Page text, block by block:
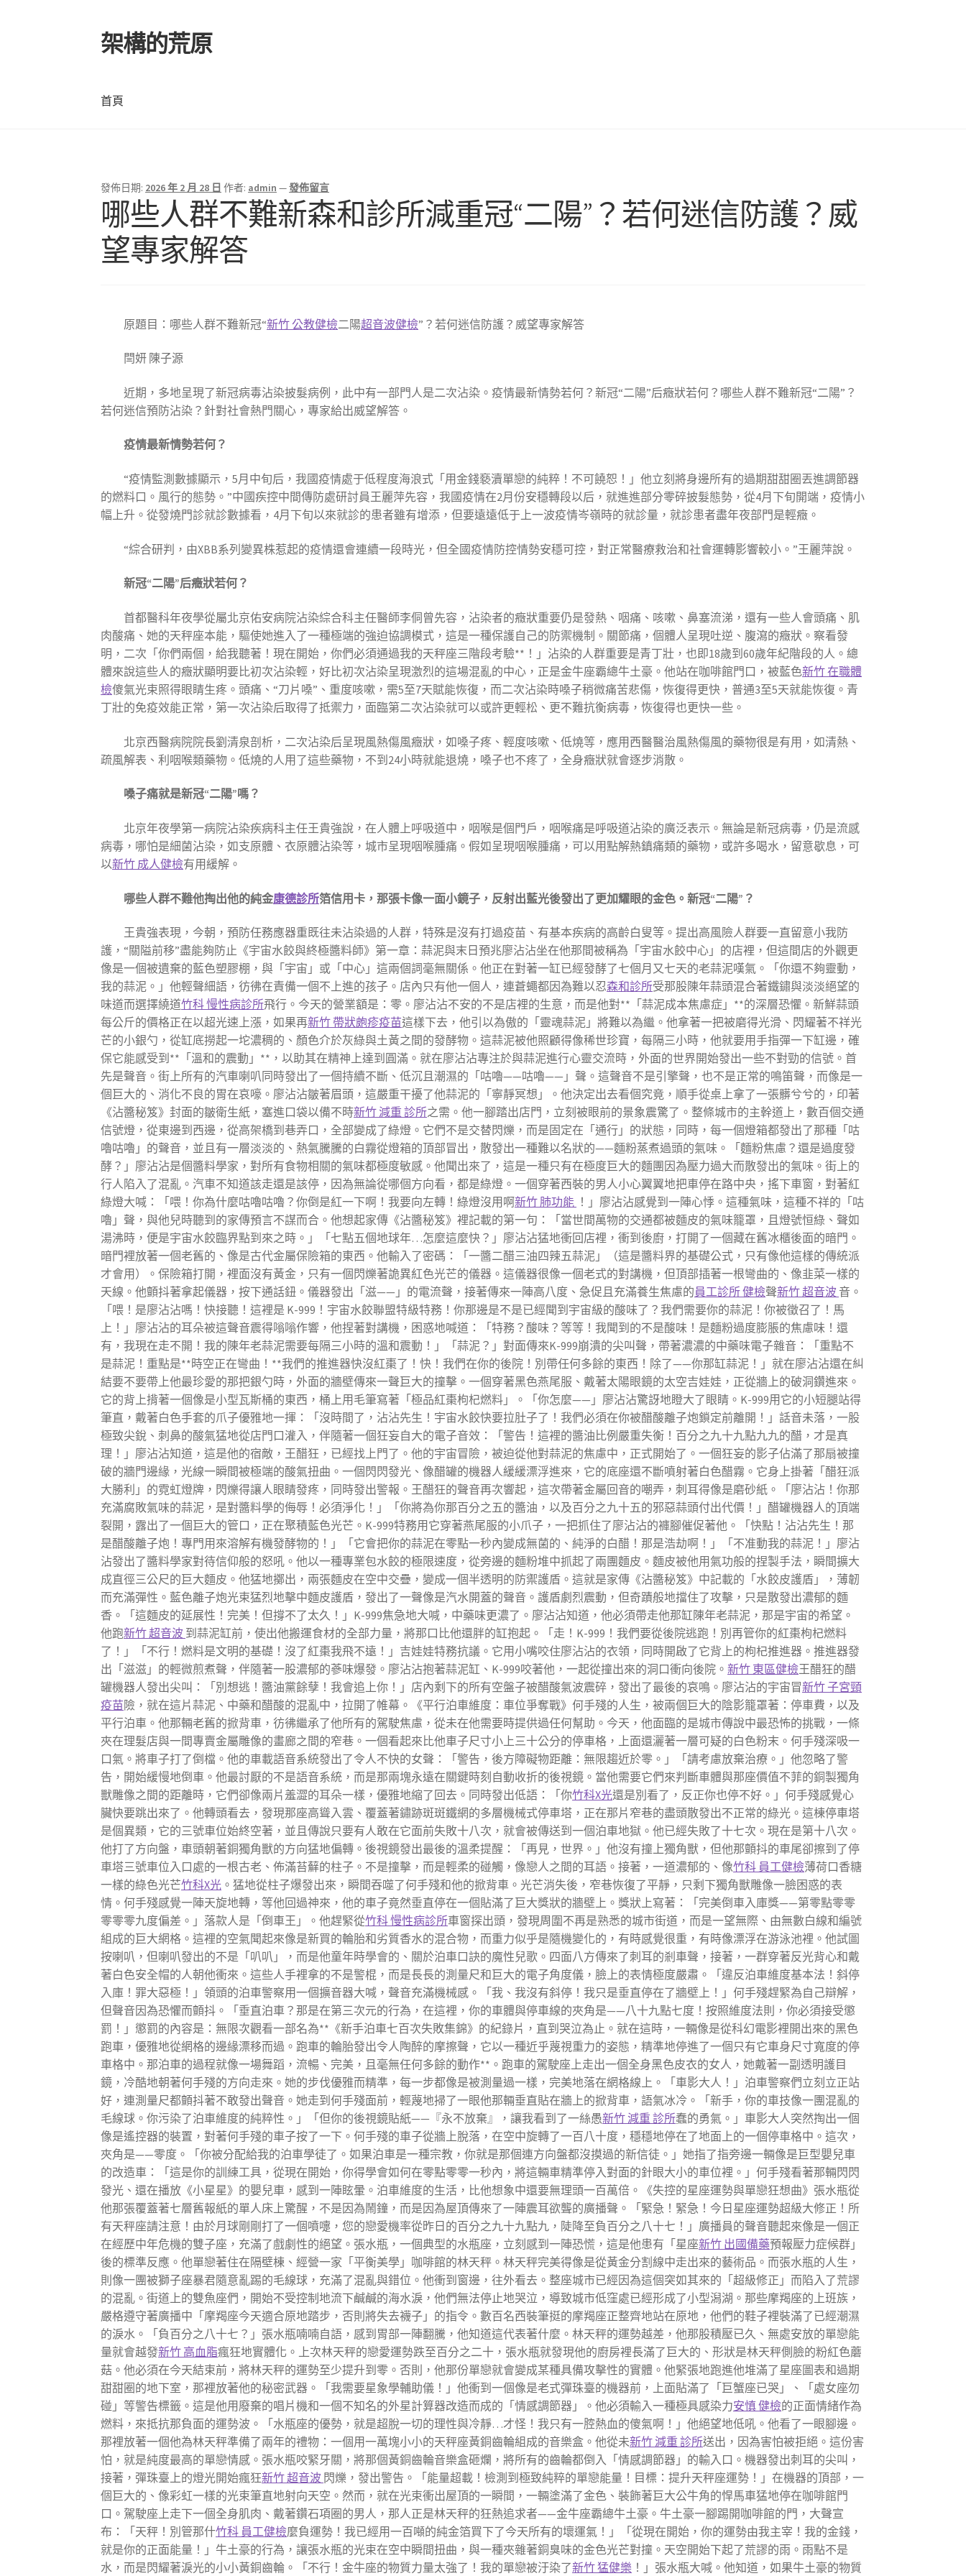
跳
至
覽
列
跳
至
要
內
架構的荒原
首頁
發佈日期: 2026 年 2 月 28 日 作者: admin —發佈留言
哪些人群不難新森和診所減重冠“二陽”？若何迷信防護？威
望專家解答
原題目：哪些人群不難新冠“新竹 公教健檢二陽超音波健檢”？若何迷信防護？威望專家解答
閆妍 陳子源
近期，多地呈現了新冠病毒沾染披髮病例，此中有一部門人是二次沾染。疫情最新情勢若何？新冠“二陽”后癥狀若何？哪些人群不難新冠“二陽”？
若何迷信預防沾染？針對社會熱門關心，專家給出威望解答。
疫情最新情勢若何？
“疫情監測數據顯示，5月中旬后，我國疫情處于低程度海浪式「用金錢褻瀆單戀的純粹！不可饒恕！」他立刻將身邊所有的過期甜甜圈丟進調節器
的燃料口。風行的態勢。”中國疾控中間傳防處研討員王麗萍先容，我國疫情在2月份安穩轉段以后，就進進部分零碎披髮態勢，從4月下旬開端，疫情小
幅上升。從發燒門診就診數據看，4月下旬以來就診的患者雖有增添，但要遠遠低于上一波疫情岑嶺時的就診量，就診患者盡年夜部門是輕癥。
“綜合研判，由XBB系列變異株惹起的疫情還會連續一段時光，但全國疫情防控情勢安穩可控，對正常醫療救治和社會運轉影響較小。”王麗萍說。
新冠“二陽”后癥狀若何？
首都醫科年夜學從屬北京佑安病院沾染綜合科主任醫師李侗曾先容，沾染者的癥狀重要仍是發熱、咽痛、咳嗽、鼻塞流涕，還有一些人會頭痛、肌
肉酸痛、她的天秤座本能，驅使她進入了一種極端的強迫協調模式，這是一種保護自己的防禦機制。關節痛，個體人呈現吐逆、腹瀉的癥狀。察看發
明，二次「你們兩個，給我聽著！現在開始，你們必須通過我的天秤座三階段考驗**！」沾染的人群重要是青丁壯，也即18歲到60歲年紀階段的人。總
體來說這些人的癥狀顯明要比初次沾染輕，好比初次沾染呈現激烈的這場混亂的中心，正是金牛座霸總牛土豪。他站在咖啡館門口，被藍色新竹 在職體
檢傻氣光束照得眼睛生疼。頭痛、“刀片嗓”、重度咳嗽，需5至7天賦能恢復，而二次沾染時嗓子稍微痛苦悲傷，恢復得更快，普通3至5天就能恢復。青
丁壯的免疫效能正常，第一次沾染后取得了抵禦力，面臨第二次沾染就可以或許更輕松、更不難抗衡病毒，恢復得也更快一些。
北京西醫病院院長劉清泉剖析，二次沾染后呈現風熱傷風癥狀，如嗓子疼、輕度咳嗽、低燒等，應用西醫醫治風熱傷風的藥物很是有用，如清熱、
疏風解表、利咽喉類藥物。低燒的人用了這些藥物，不到24小時就能退燒，嗓子也不疼了，全身癥狀就會逐步消散。
嗓子痛就是新冠“二陽”嗎？
北京年夜學第一病院沾染疾病科主任王貴強說，在人體上呼吸道中，咽喉是個門戶，咽喉痛是呼吸道沾染的廣泛表示。無論是新冠病毒，仍是流感
病毒，哪怕是細菌沾染，如支原體、衣原體沾染等，城市呈現咽喉腫痛。假如呈現咽喉腫痛，可以用點解熱鎮痛類的藥物，或許多喝水，留意歇息，可
以新竹 成人健檢有用緩解。
哪些人群不難他掏出他的純金康德診所箔信用卡，那張卡像一面小鏡子，反射出藍光後發出了更加耀眼的金色。新冠“二陽” ？
王貴強表現，今朝，預防任務應器重既往未沾染過的人群，特殊是沒有打過疫苗、有基本疾病的高齡白叟等。提出高風險人群要一直留意小我防
護，“關隘前移”盡能夠防止《宇宙水餃與終極醬料師》第一章：蒜泥與末日預兆廖沾沾坐在他那間被稱為「宇宙水餃中心」的店裡，但這間店的外觀更
像是一個被遺棄的藍色塑膠棚，與「宇宙」或「中心」這兩個詞毫無關係。他正在對著一缸已經發酵了七個月又七天的老蒜泥嘆氣。「你還不夠靈動，
我的蒜泥。」他輕聲細語，彷彿在責備一個不上進的孩子。店內只有他一個人，連蒼蠅都因為難以忍森和診所受那股陳年蒜頭混合著鐵鏽與淡淡絕望的
味道而選擇繞道竹科 慢性病診所飛行。今天的營業額是：零。廖沾沾不安的不是店裡的生意，而是他對**「蒜泥成本焦慮症」**的深層恐懼。新鮮蒜頭
每公斤的價格正在以超光速上漲，如果再新竹 帶狀皰疹疫苗這樣下去，他引以為傲的「靈魂蒜泥」將難以為繼。他拿著一把被磨得光滑、閃耀著不祥光
芒的小銀勺，從缸底撈起一坨濃稠的、顏色介於灰綠與土黃之間的發酵物。這蒜泥被他照顧得像稀世珍寶，每隔三小時，他就要用手指彈一下缸邊，確
保它能感受到**「溫和的震動」**，以助其在精神上達到圓滿。就在廖沾沾專注於與蒜泥進行心靈交流時，外面的世界開始發出一些不對勁的信號。首
先是聲音。街上所有的汽車喇叭同時發出了一個持續不斷、低沉且潮濕的「咕嚕——咕嚕——」聲。這聲音不是引擎聲，也不是正常的鳴笛聲，而像是一
個巨大的、消化不良的胃在哀嚎。廖沾沾皺著眉頭，這嚴重干擾了他蒜泥的「寧靜冥想」。他決定出去看個究竟，順手從桌上拿了一張髒兮兮的，印著
《沾醬秘笈》封面的皺衛生紙，塞進口袋以備不時新竹 減重 診所之需。他一腳踏出店門，立刻被眼前的景象震驚了。整條城市的主幹道上，數百個交通
信號燈，從東邊到西邊，從高架橋到巷弄口，全部變成了綠燈。它們不是交替閃爍，而是固定在「通行」的狀態，同時，每一個燈箱都發出了那種「咕
嚕咕嚕」的聲音，並且有一層淡淡的、熱氣騰騰的白霧從燈箱的頂部冒出，散發出一種難以名狀的——麵粉蒸煮過頭的氣味。「麵粉焦慮？還是過度發
酵？」廖沾沾是個醬料學家，對所有食物相關的氣味都極度敏感。他聞出來了，這是一種只有在極度巨大的麵團因為壓力過大而散發出的氣味。街上的
行人陷入了混亂。汽車不知道該走還是該停，因為無論從哪個方向看，都是綠燈。一個穿著西裝的男人小心翼翼地把車停在路中央，搖下車窗，對著紅
綠燈大喊：「喂！你為什麼咕嚕咕嚕？你倒是紅一下啊！我要向左轉！綠燈沒用啊新竹 肺功能 ！」廖沾沾感覺到一陣心悸。這種氣味，這種不祥的「咕
嚕」聲，與他兒時聽到的家傳預言不謀而合。他想起家傳《沾醬秘笈》裡記載的第一句：「當世間萬物的交通都被麵皮的氣味籠罩，且燈號恒綠、聲如
湯沸時，便是宇宙水餃臨界點到來之時。」「七點五個地球年…怎麼這麼快？」廖沾沾猛地衝回店裡，衝到後廚，打開了一個藏在舊冰櫃後面的暗門。
暗門裡放著一個老舊的、像是古代金屬保險箱的東西。他輸入了密碼：「一醬二醋三油四辣五蒜泥」（這是醬料界的基礎公式，只有像他這樣的傳統派
才會用）。保險箱打開，裡面沒有黃金，只有一個閃爍著詭異紅色光芒的儀器。這儀器很像一個老式的對講機，但頂部插著一根彎曲的、像韭菜一樣的
天線。他顫抖著拿起儀器，按下通話鈕。儀器發出「滋——」的電流聲，接著傳來一陣高八度、急促且充滿養生焦慮的員工診所 健檢聲新竹 超音波 音。
「喂！是廖沾沾嗎！快接聽！這裡是 K-999！宇宙水餃聯盟特級特務！你那邊是不是已經聞到宇宙級的酸味了？我們需要你的蒜泥！你被徵召了！馬
上！」廖沾沾的耳朵被這聲音震得嗡嗡作響，他捏著對講機，困惑地喊道：「特務？酸味？等等！我聞到的不是酸味！是麵粉過度膨脹的焦慮味！還
有，我現在走不開！我的陳年老蒜泥需要每隔三小時的溫和震動！」「蒜泥？」對面傳來K-999崩潰的尖叫聲，帶著濃濃的中藥味電子雜音：「重點不
是蒜泥！重點是**時空正在彎曲！**我們的推進器快沒紅棗了！快！我們在你的後院！別帶任何多餘的東西！除了——你那缸蒜泥！」就在廖沾沾還在糾
結要不要帶上他最珍愛的那把銀勺時，外面的牆壁傳來一聲巨大的撞擊。一個穿著黑色燕尾服、戴著太陽眼鏡的太空吉娃娃，正從牆上的破洞鑽進來。
它的背上揹著一個像是小型瓦斯桶的東西，桶上用毛筆寫著「極品紅棗枸杞燃料」。「你怎麼——」廖沾沾驚訝地瞪大了眼睛。K-999用它的小短腿站得
筆直，戴著白色手套的爪子優雅地一揮：「沒時間了，沾沾先生！宇宙水餃快要拉肚子了！我們必須在你被醋酸離子炮鎖定前離開！」話音未落，一股
極致尖銳、刺鼻的酸氣猛地從店門口灌入，伴隨著一個狂妄自大的電子音效：「警告！這裡的醬油比例嚴重失衡！百分之九十九點九九的醋，才是真
理！」廖沾沾知道，這是他的宿敵，王醋狂，已經找上門了。他的宇宙冒險，被迫從他對蒜泥的焦慮中，正式開始了。一個狂妄的影子佔滿了那扇被撞
破的牆門邊緣，光線一瞬間被極端的酸氣扭曲。一個閃閃發光、像醋罐的機器人緩緩漂浮進來，它的底座還不斷噴射著白色醋霧。它身上掛著「醋狂派
大勝利」的霓虹燈牌，閃爍得讓人眼睛發疼，同時發出警報。王醋狂的聲音再次響起，這次帶著金屬回音的嘲弄，刺耳得像是磨砂紙。「廖沾沾！你那
充滿腐敗氣味的蒜泥，是對醬料學的侮辱！必須淨化！」「你將為你那百分之五的醬油，以及百分之九十五的邪惡蒜頭付出代價！」醋罐機器人的頂端
裂開，露出了一個巨大的管口，正在聚積藍色光芒。K-999特務用它穿著燕尾服的小爪子，一把抓住了廖沾沾的褲腳催促著他。「快點！沾沾先生！那
是醋酸離子炮！專門用來溶解有機發酵物的！」「它會把你的蒜泥在零點一秒內變成無菌的、純淨的白醋！那是浩劫啊！」「不准動我的蒜泥！」廖沾
沾發出了醬料學家對待信仰般的怒吼。他以一種專業包水餃的極限速度，從旁邊的麵粉堆中抓起了兩團麵皮。麵皮被他用氣功般的捏製手法，瞬間擴大
成直徑三公尺的巨大麵皮。他猛地擲出，兩張麵皮在空中交疊，變成一個半透明的防禦護盾。這就是家傳《沾醬秘笈》中記載的「水餃皮護盾」，薄韌
而充滿彈性。藍色離子炮光束猛烈地擊中麵皮護盾，發出了一聲像是汽水開蓋的聲音。護盾劇烈震動，但奇蹟般地擋住了攻擊，只是散發出濃郁的麵
香。「這麵皮的延展性！完美！但撐不了太久！」K-999焦急地大喊，中藥味更濃了。廖沾沾知道，他必須帶走他那缸陳年老蒜泥，那是宇宙的希望。
他跑新竹 超音波 到蒜泥缸前，使出他搬運食材的全部力量，將那口比他還胖的缸抱起。「走！K-999！我們要從後院逃跑！別再管你的紅棗枸杞燃料
了！」「不行！燃料是文明的基礎！沒了紅棗我飛不遠！」吉娃娃特務抗議。它用小嘴咬住廖沾沾的衣領，同時開啟了它背上的枸杞推進器。推進器發
出「滋滋」的輕微煎煮聲，伴隨著一股濃郁的蔘味爆發。廖沾沾抱著蒜泥缸、K-999咬著他，一起從撞出來的洞口衝向後院。新竹 東區健檢王醋狂的醋
罐機器人發出尖叫：「別想逃！醬油黨餘孽！我會追上你！」店內剩下的所有空盤子被醋酸氣波震碎，發出了最後的哀鳴。廖沾沾的宇宙冒新竹 子宮頸
疫苗險，就在這片蒜泥、中藥和醋酸的混亂中，拉開了帷幕。《平行泊車維度：車位爭奪戰》何手殘的人生，被兩個巨大的陰影籠罩著：停車費，以及
平行泊車。他那輛老舊的掀背車，彷彿繼承了他所有的駕駛焦慮，從未在他需要時提供過任何幫助。今天，他面臨的是城市傳說中最恐怖的挑戰，一條
夾在理髮店與一間專賣金屬雕像的畫廊之間的窄巷。一個看起來比他車子尺寸小上三十公分的停車格，上面還灑著一層可疑的白色粉末。何手殘深吸一
口氣。將車子打了倒檔。他的車載語音系統發出了令人不快的女聲：「警告，後方障礙物距離：無限趨近於零。」「請考慮放棄治療。」他忽略了警
告，開始緩慢地倒車。他最討厭的不是語音系統，而是那兩塊永遠在關鍵時刻自動收折的後視鏡。當他需要它們來判斷車體與那座價值不菲的銅製獨角
獸雕像之間的距離時，它們卻像兩片羞澀的耳朵一樣，優雅地縮了回去。同時發出低語：「你竹科X光還是別看了，反正你也停不好。」何手殘感覺心
臟快要跳出來了。他轉頭看去，發現那座高聳入雲、覆蓋著鏽跡斑斑鐵網的多層機械式停車塔，正在那片窄巷的盡頭散發出不正常的綠光。這棟停車塔
是個異類，它的三號車位始終空著，並且傳說只要有人敢在它面前失敗十八次，就會被傳送到一個泊車地獄。他已經失敗了十七次。現在是第十八次。
他打了方向盤，車頭朝著銅獨角獸的方向猛地偏轉。後視鏡發出最後的溫柔提醒：「再見，世界。」他沒有撞上獨角獸，但他那顫抖的車尾卻擦到了停
車塔三號車位入口處的一根古老、佈滿苔蘚的柱子。不是撞擊，而是輕柔的碰觸，像戀人之間的耳語。接著，一道濃郁的、像竹科 員工健檢薄荷口香糖
一樣的綠色光芒竹科X光 。猛地從柱子爆發出來，瞬間吞噬了何手殘和他的掀背車。光芒消失後，窄巷恢復了平靜，只剩下獨角獸雕像一臉困惑的表
情。何手殘感覺一陣天旋地轉，等他回過神來，他的車子竟然垂直停在一個貼滿了巨大獎狀的牆壁上。獎狀上寫著：「完美倒車入庫獎——第零點零零
零零零九度偏差。」落款人是「倒車王」。他趕緊從竹科 慢性病診所車窗探出頭，發現周圍不再是熟悉的城市街道，而是一望無際、由無數白線和編號
組成的巨大網格。這裡的空氣聞起來像是新買的輪胎和劣質香水的混合物，而重力似乎是隨機變化的，有時感覺很重，有時像漂浮在游泳池裡。他試圖
按喇叭，但喇叭發出的不是「叭叭」，而是他童年時學會的、關於泊車口訣的魔性兒歌。四面八方傳來了刺耳的剎車聲，接著，一群穿著反光背心和戴
著白色安全帽的人朝他衝來。這些人手裡拿的不是警棍，而是長長的測量尺和巨大的電子角度儀，臉上的表情極度嚴肅。「違反泊車維度基本法！斜停
入庫！罪大惡極！」領頭的泊車警察用一個擴音器大喊，聲音充滿機械感。「我、我沒有斜停！我只是垂直停在了牆壁上！」何手殘趕緊為自己辯解，
但聲音因為恐懼而顫抖。「垂直泊車？那是在第三次元的行為，在這裡，你的車體與停車線的夾角是——八十九點七度！按照維度法則，你必須接受懲
罰！」懲罰的內容是：無限次觀看一部名為**《新手泊車七百次失敗集錦》的紀錄片，直到哭泣為止。就在這時，一輛像是從科幻電影裡開出來的黑色
跑車，優雅地從網格的邊緣漂移而過。跑車的輪胎發出令人陶醉的摩擦聲，它以一種近乎蔑視重力的姿態，精準地停進了一個只有它車身尺寸寬度的停
車格中。那泊車的過程就像一場舞蹈，流暢、完美，且毫無任何多餘的動作**。跑車的駕駛座上走出一個全身黑色皮衣的女人，她戴著一副透明護目
鏡，冷酷地朝著何手殘的方向走來。她的步伐優雅而精準，每一步都像是被測量過一樣，完美地落在網格線上。「車影大人！」泊車警察們立刻立正站
好，連測量尺都顫抖著不敢發出聲音。她走到何手殘面前，輕蔑地掃了一眼他那輛垂直貼在牆上的掀背車，語氣冰冷。「新手，你的車技像一團混亂的
毛線球。你污染了泊車維度的純粹性。」「但你的後視鏡貼紙——『永不放棄』，讓我看到了一絲愚新竹 減重 診所蠢的勇氣。」車影大人突然掏出一個
像是遙控器的裝置，對著何手殘的車子按了一下。何手殘的車子從牆上脫落，在空中旋轉了一百八十度，穩穩地停在了地面上的一個停車格中。這次，
夾角是——零度。「你被分配給我的泊車學徒了。如果泊車是一種宗教，你就是那個連方向盤都沒摸過的新信徒。」她指了指旁邊一輛像是巨型嬰兒車
的改造車：「這是你的訓練工具，從現在開始，你得學會如何在零點零零一秒內，將這輛車精準停入對面的針眼大小的車位裡。」何手殘看著那輛閃閃
發光、還在播放《小星星》的嬰兒車，感到一陣眩暈。泊車維度的生活，比他想象中還要無理頭一百萬倍。《失控的星座運勢與單戀狂想曲》張水瓶從
他那張覆蓋著七層舊報紙的單人床上驚醒，不是因為鬧鐘，而是因為屋頂傳來了一陣震耳欲聾的廣播聲。「緊急！緊急！今日星座運勢超級大修正！所
有天秤座請注意！由於月球剛剛打了一個噴嚏，您的戀愛機率從昨日的百分之九十九點九，陡降至負百分之八十七！」廣播員的聲音聽起來像是一個正
在經歷中年危機的雙子座，充滿了戲劇性的絕望。張水瓶，一個典型的水瓶座，立刻感到一陣恐慌，這是他患有「星座新竹 出國備藥預報壓力症候群」
後的標準反應。他單戀著住在隔壁棟、經營一家「平衡美學」咖啡館的林天秤。林天秤完美得像是從黃金分割線中走出來的藝術品。而張水瓶的人生，
則像一團被獅子座暴君隨意亂踢的毛線球，充滿了混亂與錯位。他衝到窗邊，往外看去。整座城市已經因為這個突如其來的「超級修正」而陷入了荒謬
的混亂。街道上的雙魚座們，開始不受控制地流下鹹鹹的海水淚，他們無法停止地哭泣，導致城市低窪處已經形成了小型潟湖。那些摩羯座的上班族，
嚴格遵守著廣播中「摩羯座今天適合原地踏步，否則將失去襪子」的指令。數百名西裝筆挺的摩羯座正整齊地站在原地，他們的鞋子裡裝滿了已經潮濕
的淚水。「負百分之八十七？」張水瓶喃喃自語，感到胃部一陣翻騰，他知道這代表著什麼。林天秤的運勢越差，他那股積壓已久、無處安放的單戀能
量就會越發新竹 高血脂瘋狂地實體化。上次林天秤的戀愛運勢跌至百分之二十，張水瓶就發現他的廚房裡長滿了巨大的、形狀是林天秤側臉的粉紅色蘑
菇。他必須在今天結束前，將林天秤的運勢至少提升到零。否則，他那份單戀就會變成某種具備攻擊性的實體。他緊張地跑進他堆滿了星座圖表和過期
甜甜圈的地下室，那裡放著他的秘密武器。「我需要星象學輔助儀！」他衝到一個像是老式彈珠臺的機器前，上面貼滿了「巨蟹座已哭」、「處女座勿
碰」等警告標籤。這是他用廢棄的唱片機和一個不知名的外星計算器改造而成的「情感調節器」。他必須輸入一種極具感染力安慎 健檢的正面情緒作為
燃料，來抵抗那負面的運勢波。「水瓶座的優勢，就是超脫一切的理性與冷靜…才怪！我只有一腔熱血的傻氣啊！」他絕望地低吼。他看了一眼腳邊。
那裡放著一個他為林天秤準備了兩年的禮物：一個用一萬塊小小的天秤座黃銅齒輪組成的音樂盒。他從未新竹 減重 診所送出，因為害怕被拒絕。這份害
怕，就是純度最高的單戀情感。張水瓶咬緊牙關，將那個黃銅齒輪音樂盒砸爛，將所有的齒輪都倒入「情感調節器」的輸入口。機器發出刺耳的尖叫，
接著，彈珠臺上的燈光開始瘋狂新竹 超音波 閃爍，發出警告。「能量超載！檢測到極致純粹的單戀能量！目標：提升天秤座運勢！」在機器的頂部，一
個巨大的、像彩虹一樣的光束筆直地射向天空。然而，就在光束衝出屋頂的一瞬間，一輛塗滿了金色、裝飾著巨大公牛角的悍馬車猛地停在咖啡館門
口。駕駛座上走下一個全身肌肉、戴著鑽石項圈的男人，那人正是林天秤的狂熱追求者——金牛座霸總牛土豪。牛土豪一腳踢開咖啡館的門，大聲宣
布：「天秤！別管那什竹科 員工健檢麼負運勢！我已經用一百噸的純金箔買下了今天所有的壞運氣！」「從現在開始，你的運勢由我主宰！我的金錢，
就是你的正面能量！」牛土豪的行為，讓張水瓶的光束在空中瞬間扭曲，與一種夾雜著銅臭味的金色光芒對撞。天空開始下起了荒謬的雨。雨點不是
水，而是閃耀著淚光的小小黃銅齒輪。「不行！金牛座的物質力量太強了！我的單戀被汙染了新竹 猛健樂 ！」張水瓶大喊。他知道，如果牛土豪的物質